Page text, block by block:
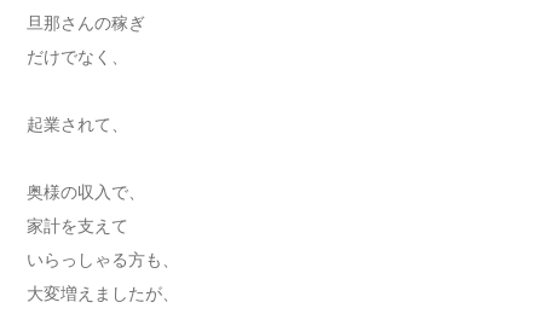
旦那さんの稼ぎ
だけでなく、
起業されて、
奥様の収入で、
家計を支えて
いらっしゃる方も、
大変増えましたが、